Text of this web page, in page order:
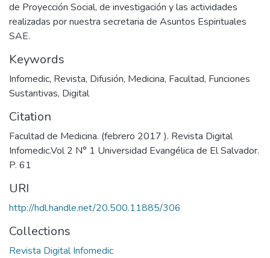
de Proyección Social, de investigación y las actividades
realizadas por nuestra secretaria de Asuntos Espirituales
SAE.
Keywords
Infomedic, Revista, Difusión, Medicina, Facultad, Funciones
Sustantivas, Digital
Citation
Facultad de Medicina. (febrero 2017 ). Revista Digital
Infomedic.Vol 2 N° 1 Universidad Evangélica de El Salvador.
P. 61
URI
http://hdl.handle.net/20.500.11885/306
Collections
Revista Digital Infomedic